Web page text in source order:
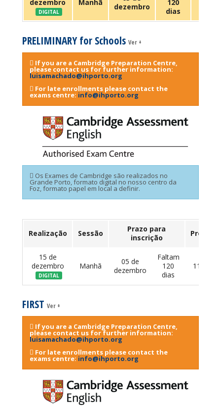
dezembro
DIGITAL
Manhã
dezembro
120
dias
PRELIMINARY for Schools Ver +
If you are a Cambridge Preparation Centre,
please contact us for further information:
luisamachado@ihporto.org
For late enrollments please contact the
exams centre: info@ihporto.org
Os Exames de Cambridge são realizados no
Grande Porto, formato digital no nosso centro da
Foz, formato papel em local a definir.
Realização Sessão
Prazo para
inscrição
Preço
15 de
dezembro
DIGITAL
Manhã
05 de
dezembro
Faltam
120
dias
114 €
FIRST Ver +
If you are a Cambridge Preparation Centre,
please contact us for further information:
luisamachado@ihporto.org
For late enrollments please contact the
exams centre: info@ihporto.org